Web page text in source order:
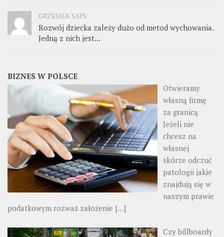
GRZESIEK SAYS:
Rozwój dziecka zależy dużo od metod wychowania.
Jedną z nich jest...
BIZNES W POLSCE
Otwieramy
własną firmę
za granicą
Jeżeli nie
chcesz na
własnej
skórze odczuć
patologii jakie
znajdują się w
naszym prawie
podatkowym rozważ założenie […]
Czy billboardy